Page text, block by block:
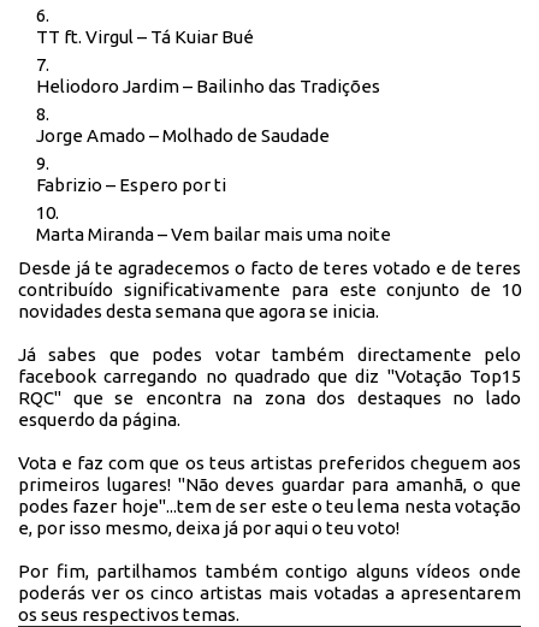
TT ft. Virgul – Tá Kuiar Bué
Heliodoro Jardim – Bailinho das Tradições
Jorge Amado – Molhado de Saudade
Fabrizio – Espero por ti
Marta Miranda – Vem bailar mais uma noite
Desde já te agradecemos o facto de teres votado e de teres
contribuído significativamente para este conjunto de 10
novidades desta semana que agora se inicia.
Já sabes que podes votar também directamente pelo
facebook carregando no quadrado que diz "Votação Top15
RQC" que se encontra na zona dos destaques no lado
esquerdo da página.
Vota e faz com que os teus artistas preferidos cheguem aos
primeiros lugares! "Não deves guardar para amanhã, o que
podes fazer hoje"...tem de ser este o teu lema nesta votação
e, por isso mesmo, deixa já por aqui o teu voto!
Por fim, partilhamos também contigo alguns vídeos onde
poderás ver os cinco artistas mais votadas a apresentarem
os seus respectivos temas.